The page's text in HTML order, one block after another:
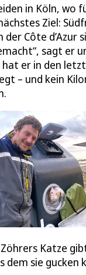
in Köln, wo
Ziel:
Côte d’Azur
sagt er
er in den
– und kein
Katze
dem sie gucken